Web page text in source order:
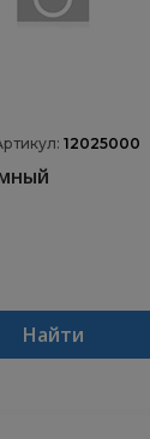
12025000
Найти